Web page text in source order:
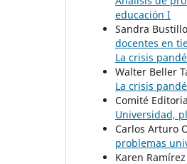
educación I
Sandra
docentes en
La crisis
Walter Beller
La crisis
Comité
Universidad,
Carlos Arturo
problemas
Karen